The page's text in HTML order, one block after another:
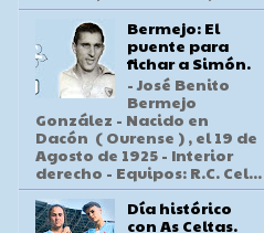
Bermejo: El
puente para
fichar a Simón.
- José Benito
Bermejo
González - Nacido en
Dacón ( Ourense ) , el 19 de
Agosto de 1925 - Interior
derecho - Equipos: R.C. Cel...
Día histórico
con As Celtas.